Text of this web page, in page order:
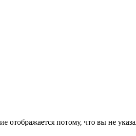
отображается потому, что вы не